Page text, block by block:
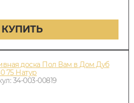
КУПИТЬ
доска Пол Вам в Дом Дуб
75 Натур
34-003-00819